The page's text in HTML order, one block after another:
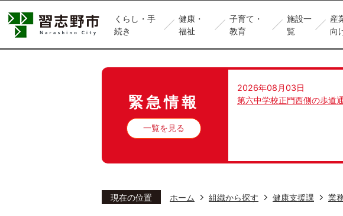
くらし・手
続き
健康・
福祉
子育て・
教育
施設一
覧
産
向
緊急情報
一覧を見る
2026年08月03日
第六中学校正門西側の歩道
現在の位置 ホーム 組織から探す 健康支援課 業